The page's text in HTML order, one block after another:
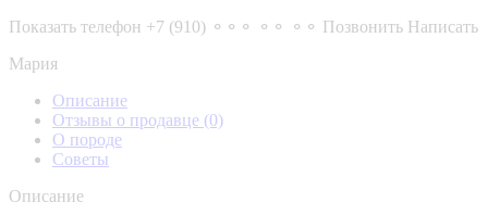
Показать телефон +7 (910) ⚬⚬⚬ ⚬⚬ ⚬⚬ Позвонить Написать
Мария
Описание
Отзывы о продавце (0)
О породе
Советы
Описание